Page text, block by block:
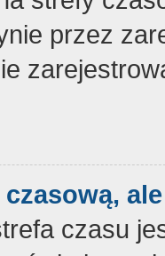
przez
czasu